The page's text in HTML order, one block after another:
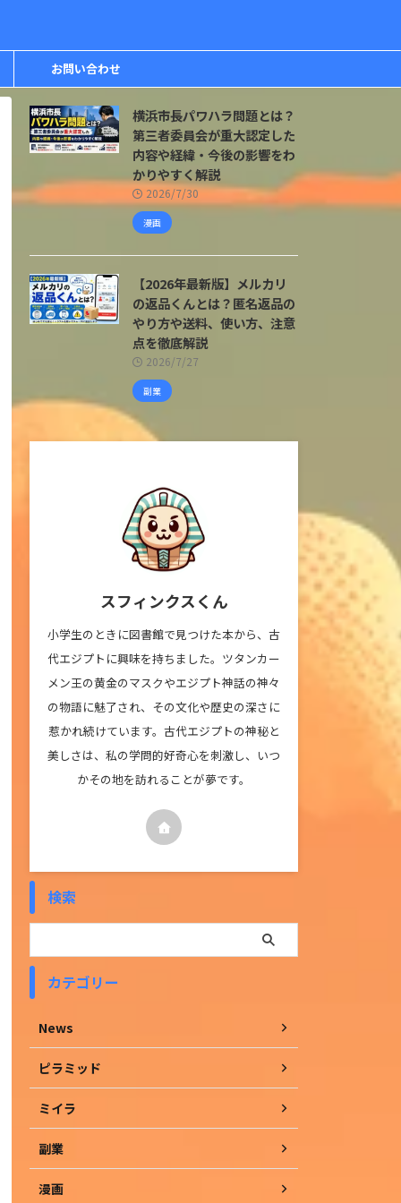
お問い合わせ
横浜市長パワハラ問題とは？
第三者委員会が重大認定した
内容や経緯・今後の影響をわ
かりやすく解説
2026/7/30
漫画
【2026年最新版】メルカリ
の返品くんとは？匿名返品の
やり方や送料、使い方、注意
点を徹底解説
2026/7/27
副業
スフィンクスくん
小学生のときに図書館で見つけた本から、古
代エジプトに興味を持ちました。ツタンカー
メン王の黄金のマスクやエジプト神話の神々
の物語に魅了され、その文化や歴史の深さに
惹かれ続けています。古代エジプトの神秘と
美しさは、私の学問的好奇心を刺激し、いつ
かその地を訪れることが夢です。
検索
カテゴリー
News
ピラミッド
ミイラ
副業
漫画